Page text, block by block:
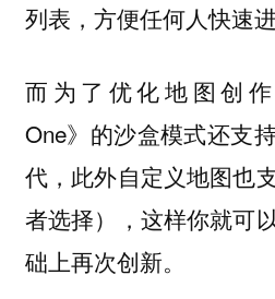
列表，方便任何人快速进
而为了优化地图创作
One》的沙盒模式还支
代，此外自定义地图也
者选择），这样你就可
础上再次创新。